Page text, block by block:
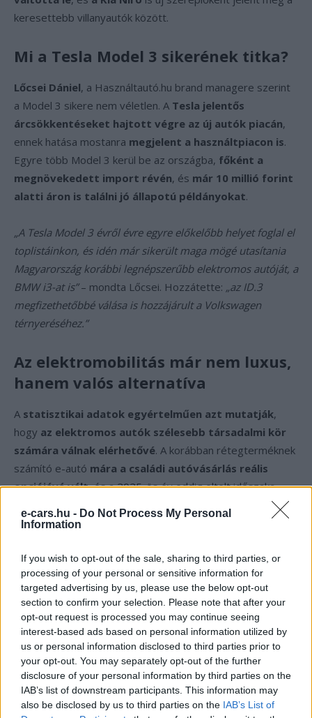
e-cars.hu - Do Not Process My Personal
Information
If you wish to opt-out of the sale, sharing to third parties, or
processing of your personal or sensitive information for
targeted advertising by us, please use the below opt-out
section to confirm your selection. Please note that after your
opt-out request is processed you may continue seeing
interest-based ads based on personal information utilized by
us or personal information disclosed to third parties prior to
your opt-out. You may separately opt-out of the further
disclosure of your personal information by third parties on the
IAB’s list of downstream participants. This information may
also be disclosed by us to third parties on the IAB’s List of
keresettebb villanyautók között.
Mi a Tesla Model 3 sikerének titka?
Lőcsei Dániel, a Használtautó.hu brand managere szerint
a Model 3 sikere nem véletlen. A Tesla jelentős
árcsökkentéseket hajtott végre az új autók piacán,
ennek hatása mostanra megjelent a használtpiacon is.
Egyre több Model 3 kerül be az országba, főként a
megnövekedett import révén, és már 10 millió forint
alatti áron is találni jó állapotú példányokat.
„A Tesla Model 3 évről évre egyre előkelőbb helyet foglal el
toplistáinkon, és idén már sikerült maga mögé utasítania
Magyarország korábbi legnépszerűbb elektromos autóját, a
BMW i3-at is”– mondta Lőcsei. Hozzátette: „az ID.3
megfizethetőbbé válása is hozzájárult a Volkswagen
térnyeréséhez.”
Az elektromobilitás már nem luxus,
hanem valós alternatíva
A statisztikai adatok egyértelműen azt mutatják,
hogy az elektromos autók szélesebb társadalmi kör
számára válnak elérhetővé. A korábban rétegterméknek
számító e-autó mára a családi autóvásárlás reális
opciójává vált, és a 2025-ös év eddig eltelt időszaka
ATesla előretörése
pedig nemcsak trendet jelez,
elterjedésének megkezdését is.
Kövesd az e-cars.hu-t a Facebookon is, további
tartalmakért!
CÍMKÉK e-mobilitás Elektromobilitás
Elektromos autó
Használt elektromos autó
Magyarország